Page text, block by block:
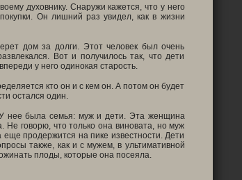
духовнику. Снаружи кажется, что у него
Он лишний раз увидел, как в жизни
дом за долги. Этот человек был очень
Вот и получилось так, что дети
у него одинокая старость.
кто он и с кем он. А потом он будет
остался один.
У нее была семья: муж и дети. Эта женщина
говорю, что только она виновата, но муж
продержится на пике известности. Дети
также, как и с мужем, в ультимативной
плоды, которые она посеяла.